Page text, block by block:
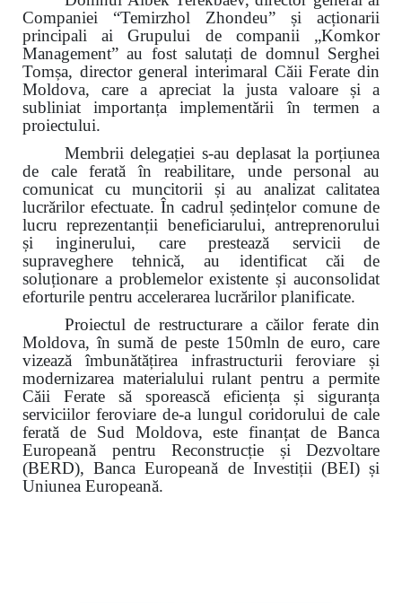
Companiei “Temirzhol Zhondeu” și acționarii
principali ai Grupului de companii „Komkor
Management” au fost salutați de domnul Serghei
Tomșa, director general interimaral Căii Ferate din
Moldova, care a apreciat la justa valoare și a
subliniat importanța implementării în termen a
proiectului.
Membrii delegației s-au deplasat la porțiunea
de cale ferată în reabilitare, unde personal au
comunicat cu muncitorii și au analizat calitatea
lucrărilor efectuate. În cadrul ședințelor comune de
lucru reprezentanții beneficiarului, antreprenorului
și inginerului, care prestează servicii de
supraveghere tehnică, au identificat căi de
soluționare a problemelor existente și auconsolidat
eforturile pentru accelerarea lucrărilor planificate.
Proiectul de restructurare a căilor ferate din
Moldova, în sumă de peste 150mln de euro, care
vizează îmbunătățirea infrastructurii feroviare și
modernizarea materialului rulant pentru a permite
Căii Ferate să sporească eficiența și siguranța
serviciilor feroviare de-a lungul coridorului de cale
ferată de Sud Moldova, este finanțat de Banca
Europeană pentru Reconstrucție și Dezvoltare
(BERD), Banca Europeană de Investiții (BEI) și
Uniunea Europeană.